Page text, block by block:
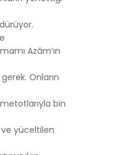
Azâm’ın
Onların
bin
ve yüceltilen